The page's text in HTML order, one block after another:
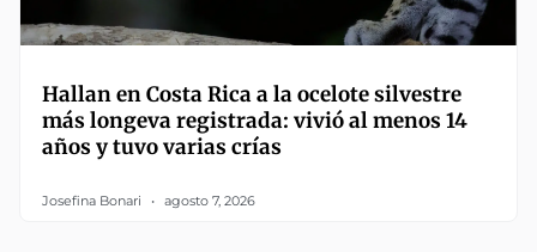
Hallan en Costa Rica a la ocelote silvestre
más longeva registrada: vivió al menos 14
años y tuvo varias crías
Josefina Bonari agosto 7, 2026